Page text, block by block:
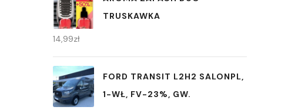
TRUSKAWKA
14,99zł
FORD TRANSIT L2H2 SALONPL,
1-WŁ, FV-23%, GW.